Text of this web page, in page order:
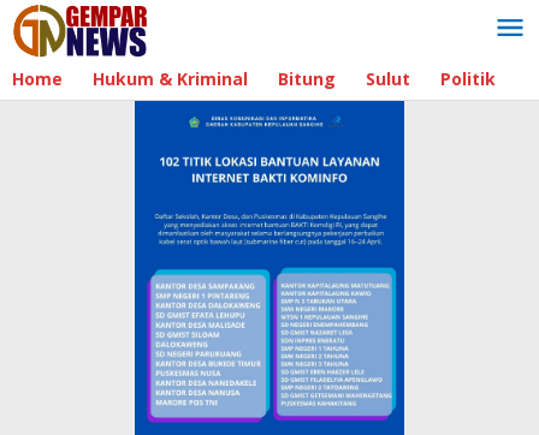
Lewati
ke
konten
Home Hukum & Kriminal Bitung Sulut Politik